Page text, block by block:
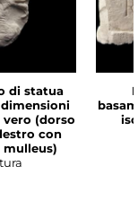
di statua
(dorso
con
mulleus)